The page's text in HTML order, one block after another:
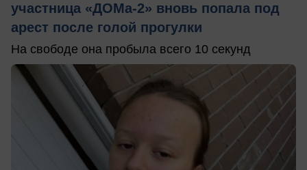
участница «ДОМа-2» вновь попала под
арест после голой прогулки
На свободе она пробыла всего 10 секунд